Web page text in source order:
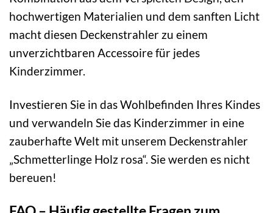
hochwertigen Materialien und dem sanften Licht
macht diesen Deckenstrahler zu einem
unverzichtbaren Accessoire für jedes
Kinderzimmer.
Investieren Sie in das Wohlbefinden Ihres Kindes
und verwandeln Sie das Kinderzimmer in eine
zauberhafte Welt mit unserem Deckenstrahler
„Schmetterlinge Holz rosa“. Sie werden es nicht
bereuen!